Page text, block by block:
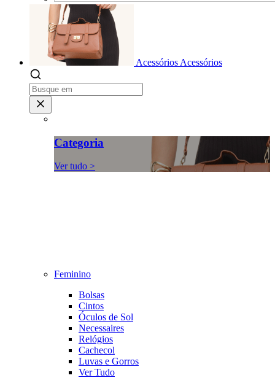
Acessórios Acessórios
Categoria
Ver tudo >
Feminino
Bolsas
Cintos
Óculos de Sol
Necessaires
Relógios
Cachecol
Luvas e Gorros
Ver Tudo